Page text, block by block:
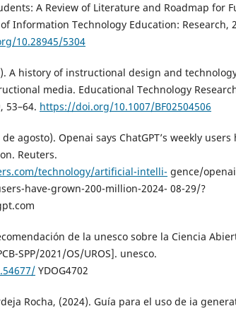
A Review of Literature and Roadmap for
Information Technology Education: Research,
10.28945/5304
A history of instructional design and
media. Educational Technology
53–64. https://doi.org/10.1007/BF02504506
agosto). Openai says ChatGPT’s weekly users
Reuters.
technology/artificial-intelli- gence/
have-grown-200-million-2024- 08-29/?
de la unesco sobre la Ciencia
SPP/2021/OS/UROS]. unesco.
YDOG4702
Rocha, (2024). Guía para el uso de ia